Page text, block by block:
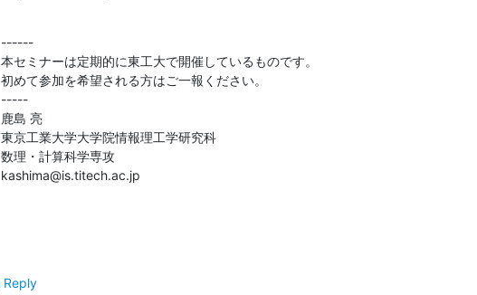
------
本セミナーは定期的に東工大で開催しているものです。
初めて参加を希望される方はご一報ください。
-----
鹿島 亮
東京工業大学大学院情報理工学研究科
数理・計算科学専攻
kashima@is.titech.ac.jp
Reply